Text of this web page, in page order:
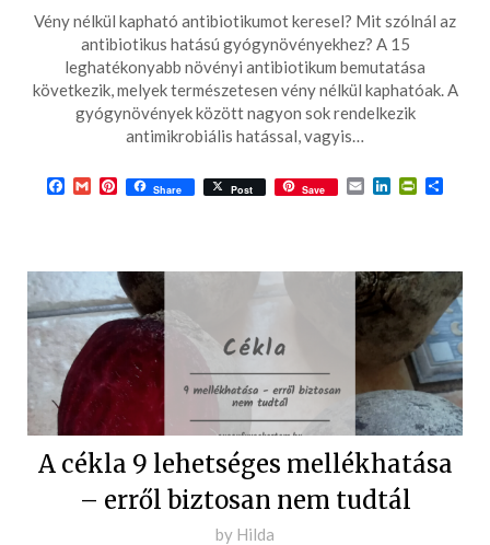
on
2020-
01-
30
Vény nélkül kapható antibiotikumot keresel? Mit szólnál az
antibiotikus hatású gyógynövényekhez? A 15
leghatékonyabb növényi antibiotikum bemutatása
következik, melyek természetesen vény nélkül kaphatóak. A
gyógynövények között nagyon sok rendelkezik
antimikrobiális hatással, vagyis…
Facebook
GmailPinterest
Share Post Save EmailLinkedIn
A cékla 9 lehetséges mellékhatása
– erről biztosan nem tudtál
Posted
by Hilda